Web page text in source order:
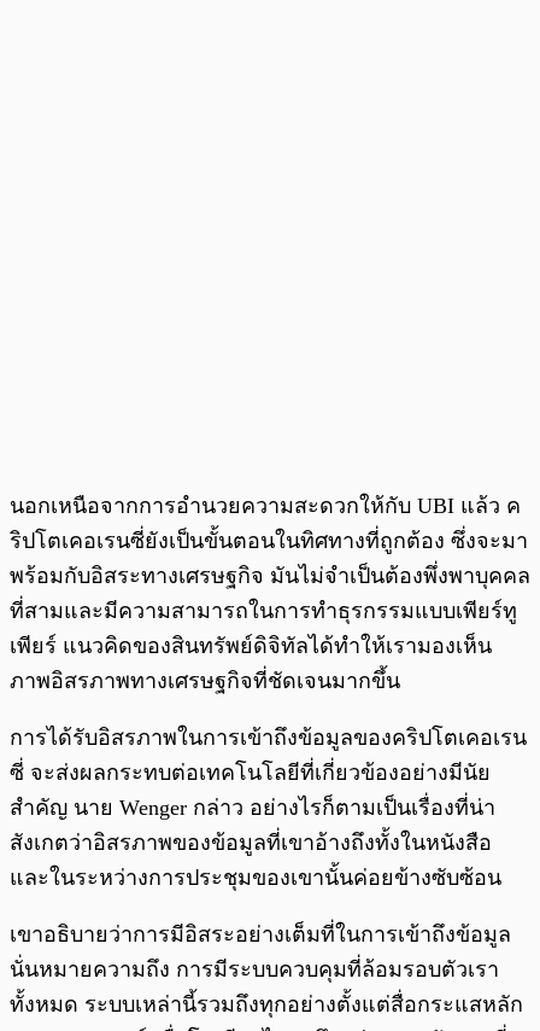
นอกเหนือจากการอำนวยความสะดวกให้กับ UBI แล้ว ค
ริปโตเคอเรนซี่ยังเป็นขั้นตอนในทิศทางที่ถูกต้อง ซึ่งจะมา
พร้อมกับอิสระทางเศรษฐกิจ มันไม่จำเป็นต้องพึ่งพาบุคคล
ที่สามและมีความสามารถในการทำธุรกรรมแบบเพียร์ทู
เพียร์ แนวคิดของสินทรัพย์ดิจิทัลได้ทำให้เรามองเห็น
ภาพอิสรภาพทางเศรษฐกิจที่ชัดเจนมากขึ้น
การได้รับอิสรภาพในการเข้าถึงข้อมูลของคริปโตเคอเรน
ซี่ จะส่งผลกระทบต่อเทคโนโลยีที่เกี่ยวข้องอย่างมีนัย
สำคัญ นาย Wenger กล่าว อย่างไรก็ตามเป็นเรื่องที่น่า
สังเกตว่าอิสรภาพของข้อมูลที่เขาอ้างถึงทั้งในหนังสือ
และในระหว่างการประชุมของเขานั้นค่อยข้างซับซ้อน
เขาอธิบายว่าการมีอิสระอย่างเต็มที่ในการเข้าถึงข้อมูล
นั่นหมายความถึง การมีระบบควบคุมที่ล้อมรอบตัวเรา
ทั้งหมด ระบบเหล่านี้รวมถึงทุกอย่างตั้งแต่สื่อกระแสหลัก